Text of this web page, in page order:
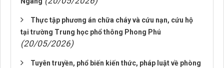
Thực tập phương án chữa cháy và cứu nạn, cứu hộ
tại trường Trung học phổ thông Phong Phú
(20/05/2026)
Tuyên truyền, phổ biến kiến thức, pháp luật về phòng